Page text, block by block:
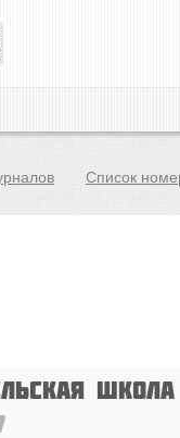
Список
школа